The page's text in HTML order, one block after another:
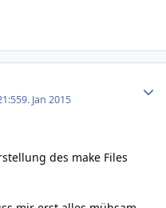
9. Jan 2015
des make Files